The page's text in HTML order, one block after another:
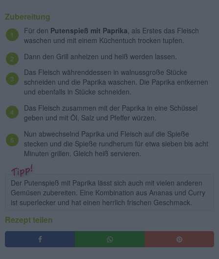
Zubereitung
Für den Putenspieß mit Paprika, als Erstes das Fleisch
waschen und mit einem Küchentuch trocken tupfen.
Dann den Grill anheizen und heiß werden lassen.
Das Fleisch währenddessen in walnussgroße Stücke
schneiden und die Paprika waschen. Die Paprika entkernen
und ebenfalls in Stücke schneiden.
Das Fleisch zusammen mit der Paprika in eine Schüssel
geben und mit Öl, Salz und Pfeffer würzen.
Nun abwechselnd Paprika und Fleisch auf die Spieße
stecken und die Spieße rundherum für etwa sieben bis acht
Minuten grillen. Gleich heiß servieren.
Der Putenspieß mit Paprika lässt sich auch mit vielen anderen
Gemüsen zubereiten. Eine Kombination aus Ananas und Curry
ist superlecker und hat einen herrlich frischen Geschmack.
Rezept teilen